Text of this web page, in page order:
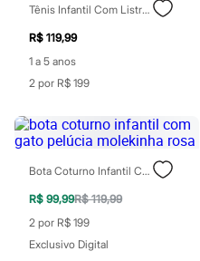
Pijamas
Sutiãs e Tops
Moda praia
Biquínis
Maiôs
Saídas de praia
Plus size
Blusas e Camisetas
Casacos e Jaquetas
Jeans
Moda esportiva
Shorts e Saias
Vestidos
Tênis Infantil Com Listras Branco
R$ 119,99
1 a 5 anos
2 por R$ 199
Bota Coturno Infantil Com Gato Pelúcia Molekinha Rosa
R$ 99,99R$ 119,99
2 por R$ 199
Exclusivo Digital